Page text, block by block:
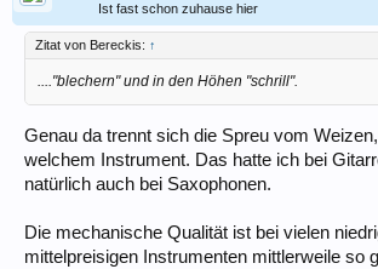
Ist fast schon zuhause hier
Zitat von Bereckis: ↑
...."blechern" und in den Höhen "schrill".
Genau da trennt sich die Spreu vom
welchem Instrument. Das hatte ich bei
natürlich auch bei Saxophonen.
Die mechanische Qualität ist bei vielen
mittelpreisigen Instrumenten mittlerweile so